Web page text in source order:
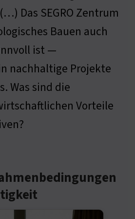
Das SEGRO Zentrum
Bauen auch
ist —
nachhaltige Projekte
Was sind die
Vorteile